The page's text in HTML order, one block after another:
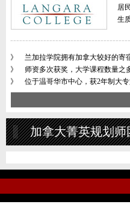
居
生
》 兰加拉学院拥有加拿大较好的寄
》 师资多次获奖，大学课程数量之
》 位于温哥华市中心，获2年制大
加拿大菁英规划